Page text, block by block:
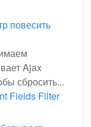
повесить
Ajax
сбросить...
Fields Filter